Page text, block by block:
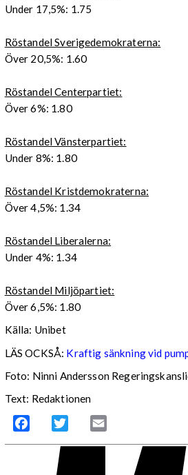
Under 17,5%: 1.75
Röstandel Sverigedemokraterna:
Över 20,5%: 1.60
Röstandel Centerpartiet:
Över 6%: 1.80
Röstandel Vänsterpartiet:
Under 8%: 1.80
Röstandel Kristdemokraterna:
Över 4,5%: 1.34
Röstandel Liberalerna:
Under 4%: 1.34
Röstandel Miljöpartiet:
Över 6,5%: 1.80
Källa: Unibet
LÄS OCKSÅ: Kraftig sänkning vid
Foto: Ninni Andersson
Text: Redaktionen
Facebook Twitter